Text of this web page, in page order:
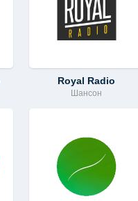
Royal Radio
Шансон